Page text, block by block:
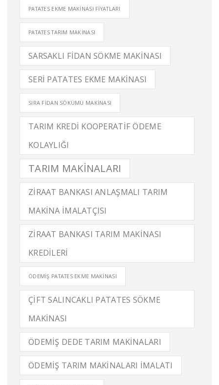
PATATES EKME MAKINASI FIYATLARI
PATATES TARIM MAKINASI
SARSAKLI FIDAN SÖKME MAKINASI
SERI PATATES EKME MAKINASI
SIRA FIDAN SÖKÜMÜ MAKINASI
TARIM KREDI KOOPERATIF ÖDEME
KOLAYLIĞI
TARIM MAKINALARI
ZIRAAT BANKASI ANLAŞMALI TARIM
MAKINA IMALATÇISI
ZIRAAT BANKASI TARIM MAKINASI
KREDILERI
ÖDEMIŞ PATATES EKME MAKINASI
ÇIFT SALINCAKLI PATATES SÖKME
MAKINASI
ÖDEMIŞ DEDE TARIM MAKINALARI
ÖDEMIŞ TARIM MAKINALARI IMALATI